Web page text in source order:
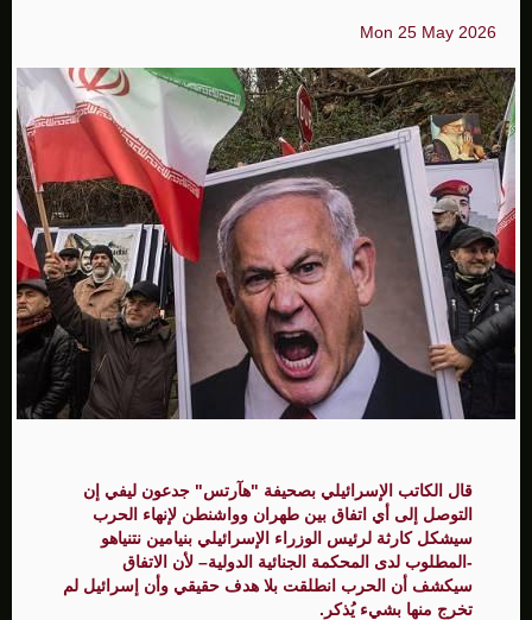
Mon 25 May 2026
قال الكاتب الإسرائيلي بصحيفة "هآرتس" جدعون ليفي إن
التوصل إلى أي اتفاق بين طهران وواشنطن لإنهاء الحرب
سيشكل كارثة لرئيس الوزراء الإسرائيلي بنيامين نتنياهو
-المطلوب لدى المحكمة الجنائية الدولية– لأن الاتفاق
سيكشف أن الحرب انطلقت بلا هدف حقيقي وأن إسرائيل لم
تخرج منها بشيء يُذكر.